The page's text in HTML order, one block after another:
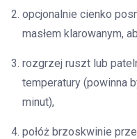
opcjonalnie cienko
masłem klarowanym,
rozgrzej ruszt lub
temperatury (powinna
minut),
połóż brzoskwinie